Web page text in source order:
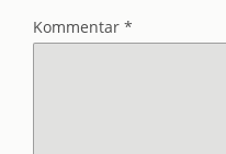
Kommentar *